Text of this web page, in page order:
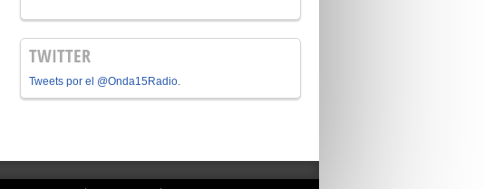
TWITTER
Tweets por el @Onda15Radio.